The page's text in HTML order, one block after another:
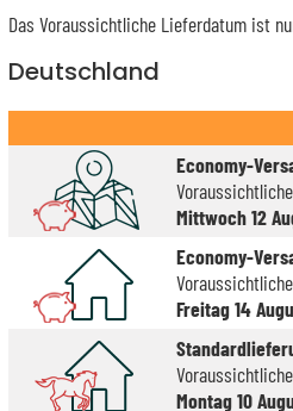
Das Voraussichtliche Lieferdatum ist
Deutschland
Economy-
Mittwoch 12
Economy-
Freitag 14
Montag 10